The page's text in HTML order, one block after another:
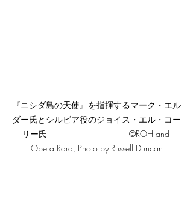
『ニシダ島の天使』を指揮するマーク・エル
ダー氏とシルビア役のジョイス・エル・コー
リー氏                                  ©ROH and
Opera Rara, Photo by Russell Duncan